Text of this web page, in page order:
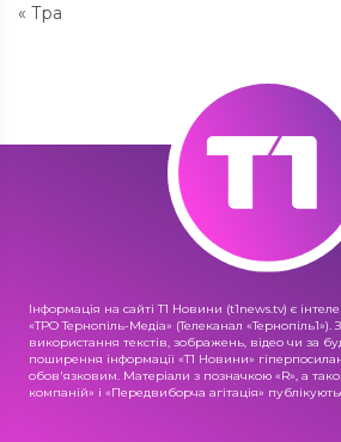
« Тра
Інформація на сайті Т1 Новини (t1news.tv) є
«ТРО Тернопіль-Медіа» (Телеканал
використання текстів, зображень, відео чи за
поширення інформації «Т1 Новини»
обов'язковим. Матеріали з позначкою «R», а
компаній» і «Передвиборча агітація»